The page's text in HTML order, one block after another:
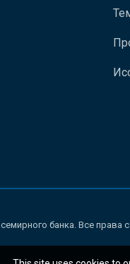
банка. Все права